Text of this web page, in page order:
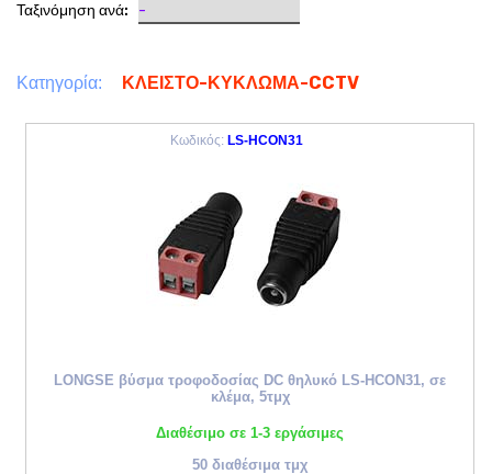
Ταξινόμηση ανά:
Κατηγορία: ΚΛΕΙΣΤΟ-ΚΥΚΛΩΜΑ-CCTV
Κωδικός: LS-HCON31
LONGSE βύσμα τροφοδοσίας DC θηλυκό LS-HCON31, σε
κλέμα, 5τμχ
Διαθέσιμο σε 1-3 εργάσιμες
50 διαθέσιμα τμχ